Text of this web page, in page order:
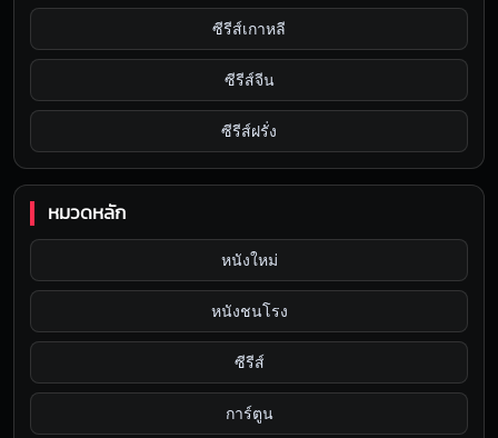
ซีรีส์เกาหลี
ซีรีส์จีน
ซีรีส์ฝรั่ง
หมวดหลัก
หนังใหม่
หนังชนโรง
ซีรีส์
การ์ตูน